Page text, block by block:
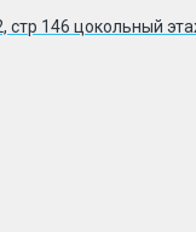
стр 146 цокольный